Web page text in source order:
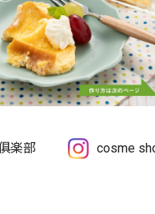
楽部 cosme